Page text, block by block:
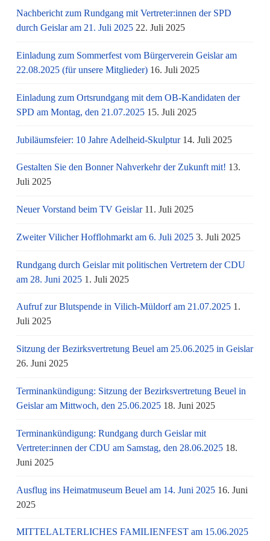
Nachbericht zum Rundgang mit Vertreter:innen der SPD
durch Geislar am 21. Juli 2025 22. Juli 2025
Einladung zum Sommerfest vom Bürgerverein Geislar am
22.08.2025 (für unsere Mitglieder) 16. Juli 2025
Einladung zum Ortsrundgang mit dem OB-Kandidaten der
SPD am Montag, den 21.07.2025 15. Juli 2025
Jubiläumsfeier: 10 Jahre Adelheid-Skulptur 14. Juli 2025
Gestalten Sie den Bonner Nahverkehr der Zukunft mit! 13.
Juli 2025
Neuer Vorstand beim TV Geislar 11. Juli 2025
Zweiter Vilicher Hofflohmarkt am 6. Juli 2025 3. Juli 2025
Rundgang durch Geislar mit politischen Vertretern der CDU
am 28. Juni 2025 1. Juli 2025
Aufruf zur Blutspende in Vilich-Müldorf am 21.07.2025 1.
Juli 2025
Sitzung der Bezirksvertretung Beuel am 25.06.2025 in Geislar
26. Juni 2025
Terminankündigung: Sitzung der Bezirksvertretung Beuel in
Geislar am Mittwoch, den 25.06.2025 18. Juni 2025
Terminankündigung: Rundgang durch Geislar mit
Vertreter:innen der CDU am Samstag, den 28.06.2025 18.
Juni 2025
Ausflug ins Heimatmuseum Beuel am 14. Juni 2025 16. Juni
2025
MITTELALTERLICHES FAMILIENFEST am 15.06.2025